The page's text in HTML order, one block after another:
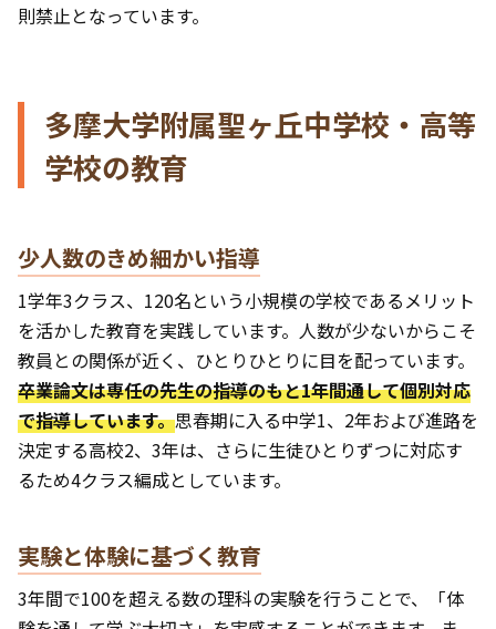
則禁止となっています。
多摩大学附属聖ヶ丘中学校・高等
学校の教育
少人数のきめ細かい指導
1学年3クラス、120名という小規模の学校であるメリット
を活かした教育を実践しています。人数が少ないからこそ
教員との関係が近く、ひとりひとりに目を配っています。
卒業論文は専任の先生の指導のもと1年間通して個別対応
で指導しています。思春期に入る中学1、2年および進路を
決定する高校2、3年は、さらに生徒ひとりずつに対応す
るため4クラス編成としています。
実験と体験に基づく教育
3年間で100を超える数の理科の実験を行うことで、「体